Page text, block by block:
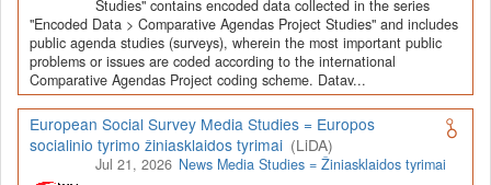
šia talpykla, surasti ir parsisiųsti duomenis, siūlome
susipažinti suLiDA Dataverse talpyklos naudotojo vadovu.
Depozitoriai, kurie norėtų deponuoti savo duomenis į LiDA
Dataverse talpyklą, turėtų susipažinti su informacija
puslapyje.
Studies" contains encoded data collected in the series
"Encoded Data > Comparative Agendas Project Studies" and includes
public agenda studies (surveys), wherein the most important public
problems or issues are coded according to the international
Comparative Agendas Project coding scheme. Datav...
European Social Survey Media Studies = Europos
socialinio tyrimo žiniasklaidos tyrimai (LiDA)
Jul 21, 2026 News Media Studies = Žiniasklaidos tyrimai